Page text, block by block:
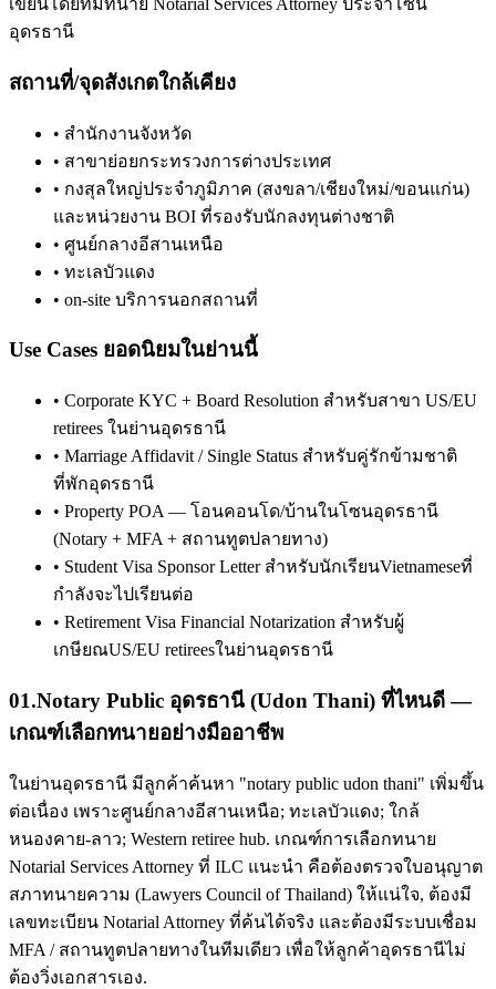
เขียนโดยทีมทนาย Notarial Services Attorney ประจำโซน
อุดรธานี
สถานที่/จุดสังเกตใกล้เคียง
• สำนักงานจังหวัด
• สาขาย่อยกระทรวงการต่างประเทศ
• กงสุลใหญ่ประจำภูมิภาค (สงขลา/เชียงใหม่/ขอนแก่น)
และหน่วยงาน BOI ที่รองรับนักลงทุนต่างชาติ
• ศูนย์กลางอีสานเหนือ
• ทะเลบัวแดง
• on-site บริการนอกสถานที่
Use Cases ยอดนิยมในย่านนี้
• Corporate KYC + Board Resolution สำหรับสาขา US/EU
retirees ในย่านอุดรธานี
• Marriage Affidavit / Single Status สำหรับคู่รักข้ามชาติ
ที่พักอุดรธานี
• Property POA — โอนคอนโด/บ้านในโซนอุดรธานี
(Notary + MFA + สถานทูตปลายทาง)
• Student Visa Sponsor Letter สำหรับนักเรียนVietnameseที่
กำลังจะไปเรียนต่อ
• Retirement Visa Financial Notarization สำหรับผู้
เกษียณUS/EU retireesในย่านอุดรธานี
01.Notary Public อุดรธานี (Udon Thani) ที่ไหนดี —
เกณฑ์เลือกทนายอย่างมืออาชีพ
ในย่านอุดรธานี มีลูกค้าค้นหา "notary public udon thani" เพิ่มขึ้น
ต่อเนื่อง เพราะศูนย์กลางอีสานเหนือ; ทะเลบัวแดง; ใกล้
หนองคาย-ลาว; Western retiree hub. เกณฑ์การเลือกทนาย
Notarial Services Attorney ที่ ILC แนะนำ คือต้องตรวจใบอนุญาต
สภาทนายความ (Lawyers Council of Thailand) ให้แน่ใจ, ต้องมี
เลขทะเบียน Notarial Attorney ที่ค้นได้จริง และต้องมีระบบเชื่อม
MFA / สถานทูตปลายทางในทีมเดียว เพื่อให้ลูกค้าอุดรธานีไม่
ต้องวิ่งเอกสารเอง.